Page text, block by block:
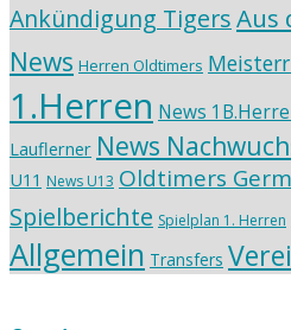
Ankündigung TigersAus
News Herren Oldtimers
1.Herren News
Lauflerner News
U11 News U13 Oldtimers
Spielberichte Spielplan 1. Herren
Allgemein Transfers